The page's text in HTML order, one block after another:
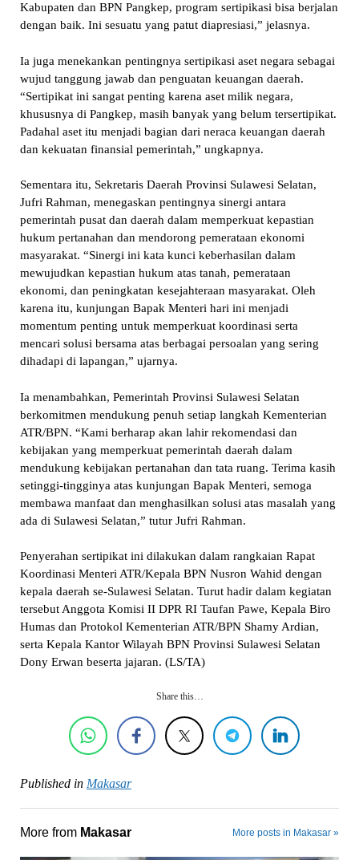
Kabupaten dan BPN Pangkep, program sertipikasi bisa berjalan
dengan baik. Ini sesuatu yang patut diapresiasi,” jelasnya.
Ia juga menekankan pentingnya sertipikasi aset negara sebagai
wujud tanggung jawab dan penguatan keuangan daerah.
“Sertipikat ini sangat penting karena aset milik negara,
khususnya di Pangkep, masih banyak yang belum tersertipikat.
Padahal aset itu menjadi bagian dari neraca keuangan daerah
dan kekuatan finansial pemerintah,” ungkapnya.
Sementara itu, Sekretaris Daerah Provinsi Sulawesi Selatan,
Jufri Rahman, menegaskan pentingnya sinergi antara
pemerintah pusat dan daerah dalam memperkuat kepastian
hukum pertanahan dan mendorong pemerataan ekonomi
masyarakat. “Sinergi ini kata kunci keberhasilan dalam
mewujudkan kepastian hukum atas tanah, pemerataan
ekonomi, dan peningkatan kesejahteraan masyarakat. Oleh
karena itu, kunjungan Bapak Menteri hari ini menjadi
momentum penting untuk memperkuat koordinasi serta
mencari solusi bersama atas berbagai persoalan yang sering
dihadapi di lapangan,” ujarnya.
Ia menambahkan, Pemerintah Provinsi Sulawesi Selatan
berkomitmen mendukung penuh setiap langkah Kementerian
ATR/BPN. “Kami berharap akan lahir rekomendasi dan
kebijakan yang memperkuat pemerintah daerah dalam
mendukung kebijakan pertanahan dan tata ruang. Terima kasih
setinggi-tingginya atas kunjungan Bapak Menteri, semoga
membawa manfaat dan menghasilkan solusi atas masalah yang
ada di Sulawesi Selatan,” tutur Jufri Rahman.
Penyerahan sertipikat ini dilakukan dalam rangkaian Rapat
Koordinasi Menteri ATR/Kepala BPN Nusron Wahid dengan
kepala daerah se-Sulawesi Selatan. Turut hadir dalam kegiatan
tersebut Anggota Komisi II DPR RI Taufan Pawe, Kepala Biro
Humas dan Protokol Kementerian ATR/BPN Shamy Ardian,
serta Kepala Kantor Wilayah BPN Provinsi Sulawesi Selatan
Dony Erwan beserta jajaran. (LS/TA)
Share this…
Published in Makasar
More from Makasar More posts in Makasar »